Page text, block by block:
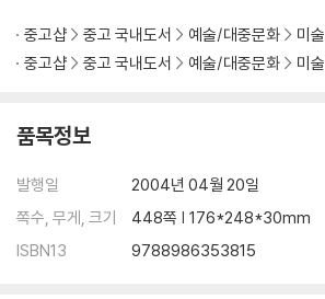
중고샵 중고 국내도서 예술/대중문화 미술
중고샵
중고 국내도서 예술/대중문화 미술
품목정보
발행일
2004년 04월 20일
쪽수, 무게, 크기
448쪽 | 176*248*30mm
ISBN13
9788986353815